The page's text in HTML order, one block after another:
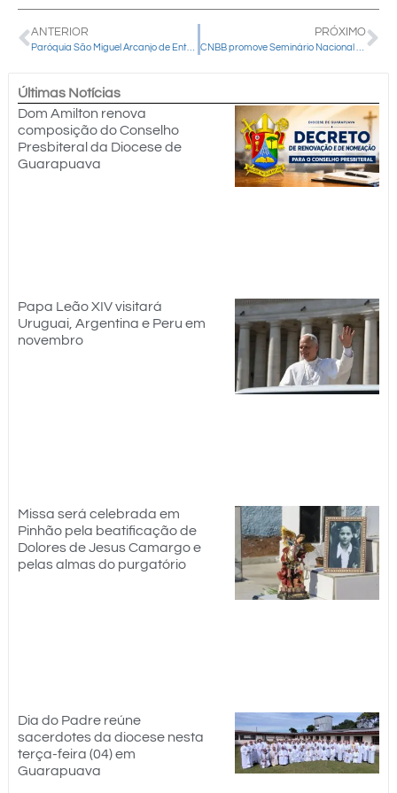
ANTERIOR PRÓXIMO
Últimas Notícias
Dom Amilton renova
composição do Conselho
Presbiteral da Diocese de
Guarapuava
Papa Leão XIV visitará
Uruguai, Argentina e Peru em
novembro
Missa será celebrada em
Pinhão pela beatificação de
Dolores de Jesus Camargo e
pelas almas do purgatório
Dia do Padre reúne
sacerdotes da diocese nesta
terça-feira (04) em
Guarapuava